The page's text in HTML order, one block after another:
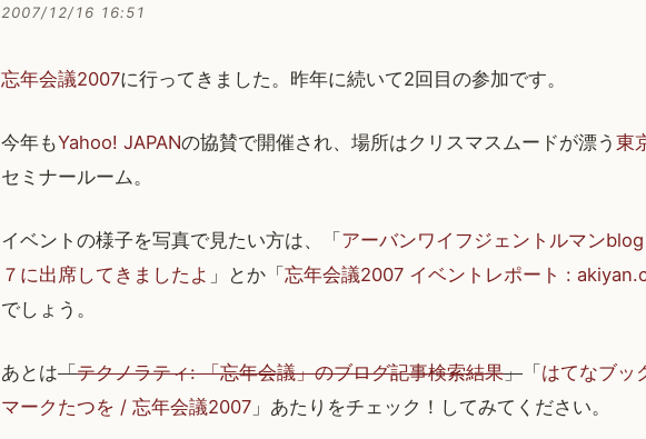
2007/12/16 16:51
忘年会議2007に行ってきました。昨年に続いて2回目の参加です。
今年もYahoo! JAPANの協賛で開催され、場所はクリスマスムードが漂う 東
セミナールーム。
イベントの様子を写真で見たい方は、「 アーバンワイフジェントルマン
７に出席してきましたよ 」とか「 忘年会議2007 イベントレポート :
でしょう。
あとは「テクノラティ: 「忘年会議」のブログ記事検索結果」 「 はてなブッ
マークたつを / 忘年会議2007 」あたりをチェック！してみてください。